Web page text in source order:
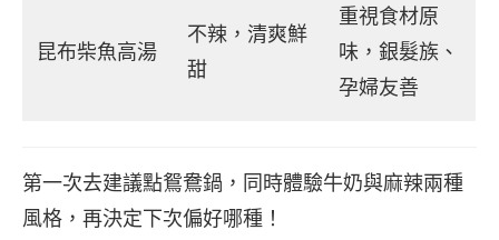
昆布柴魚高湯
不辣，清爽鮮
甜
重視食材原
味，銀髮族、
孕婦友善
第一次去建議點鴛鴦鍋，同時體驗牛奶與麻辣兩種
風格，再決定下次偏好哪種！